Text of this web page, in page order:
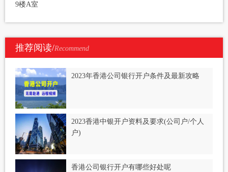
9楼A室
推荐阅读/Recommend
2023年香港公司银行开户条件及最新攻略
2023香港中银开户资料及要求(公司户/个人
户)
香港公司银行开户有哪些好处呢